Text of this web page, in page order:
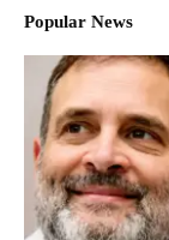
Popular News